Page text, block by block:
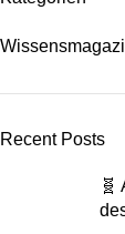
Recent Posts
🧬